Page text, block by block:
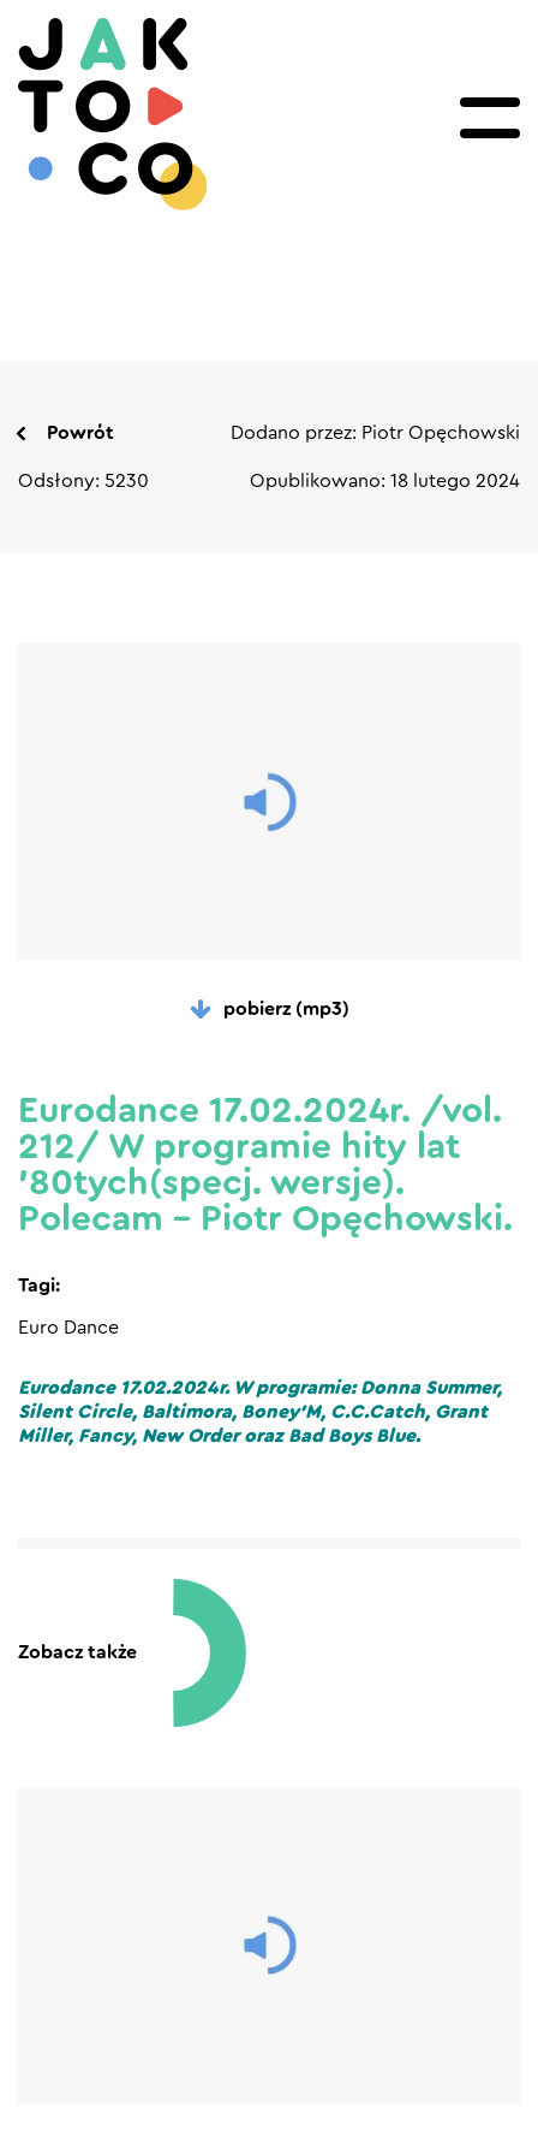
Powrót Dodano przez: Piotr Opęchowski
Odsłony: 5230 Opublikowano: 18 lutego 2024
pobierz (mp3)
Eurodance 17.02.2024r. /vol.
212/ W programie hity lat
’80tych(specj. wersje).
Polecam – Piotr Opęchowski.
Tagi:
Euro Dance
Eurodance 17.02.2024r. W programie: Donna Summer,
Silent Circle, Baltimora, Boney’M, C.C.Catch, Grant
Miller, Fancy, New Order oraz Bad Boys Blue.
Zobacz także